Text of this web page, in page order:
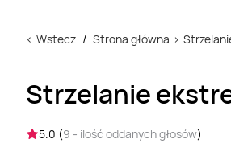
Wstecz Strona główna
Strzelanie
5.0 (9 - ilość oddanych głosów)